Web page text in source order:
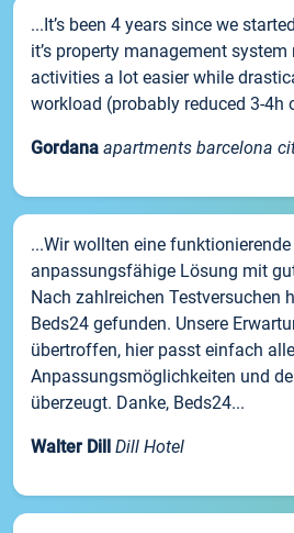
...It’s been 4 years since we
it’s property management
activities a lot easier while
workload (probably reduced 3-4h
Gordana apartments barcelona
...Wir wollten eine
anpassungsfähige Lösung mit
Nach zahlreichen Testversuchen
Beds24 gefunden. Unsere
übertroffen, hier passt einfach
Anpassungsmöglichkeiten und
überzeugt. Danke, Beds24...
Walter Dill Dill Hotel